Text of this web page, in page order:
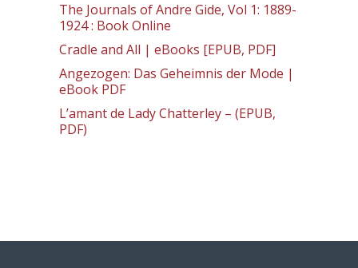
The Journals of Andre Gide, Vol 1: 1889-
1924 : Book Online
Cradle and All | eBooks [EPUB, PDF]
Angezogen: Das Geheimnis der Mode |
eBook PDF
L’amant de Lady Chatterley – (EPUB,
PDF)